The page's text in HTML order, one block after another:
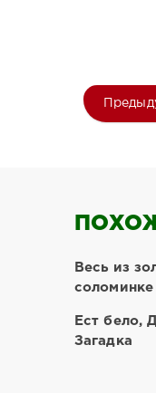
Весь из
соломинке
Ест бело,
Загадка